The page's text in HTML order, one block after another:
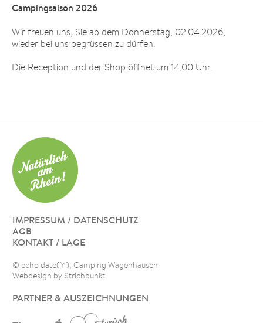
Campingsaison 2026
Wir freuen uns, Sie ab dem Donnerstag, 02.04.2026,
wieder bei uns begrüssen zu dürfen.
Die Reception und der Shop öffnet um 14.00 Uhr.
IMPRESSUM / DATENSCHUTZ
AGB
KONTAKT / LAGE
© echo date('Y'); Camping Wagenhausen
Webdesign by Strichpunkt
PARTNER & AUSZEICHNUNGEN